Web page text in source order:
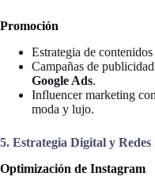
Promoción
Estrategia de
Campañas de
Google Ads.
Influencer marketing
moda y lujo.
5. Estrategia Digital y Redes
Optimización de Instagram